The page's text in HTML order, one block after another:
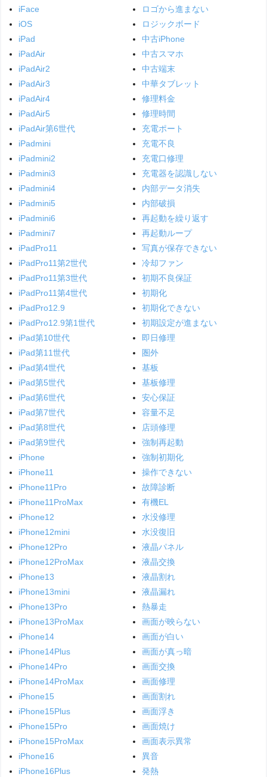
iFace
iOS
iPad
iPadAir
iPadAir2
iPadAir3
iPadAir4
iPadAir5
iPadAir第6世代
iPadmini
iPadmini2
iPadmini3
iPadmini4
iPadmini5
iPadmini6
iPadmini7
iPadPro11
iPadPro11第2世代
iPadPro11第3世代
iPadPro11第4世代
iPadPro12.9
iPadPro12.9第1世代
iPad第10世代
iPad第11世代
iPad第4世代
iPad第5世代
iPad第6世代
iPad第7世代
iPad第8世代
iPad第9世代
iPhone
iPhone11
iPhone11Pro
iPhone11ProMax
iPhone12
iPhone12mini
iPhone12Pro
iPhone12ProMax
iPhone13
iPhone13mini
iPhone13Pro
iPhone13ProMax
iPhone14
iPhone14Plus
iPhone14Pro
iPhone14ProMax
iPhone15
iPhone15Plus
iPhone15Pro
iPhone15ProMax
iPhone16
iPhone16Plus
ロゴから進まない
ロジックボード
中古iPhone
中古スマホ
中古端末
中華タブレット
修理料金
修理時間
充電ポート
充電不良
充電口修理
充電器を認識しない
内部データ消失
内部破損
再起動を繰り返す
再起動ループ
写真が保存できない
冷却ファン
初期不良保証
初期化
初期化できない
初期設定が進まない
即日修理
圏外
基板
基板修理
安心保証
容量不足
店頭修理
強制再起動
強制初期化
操作できない
故障診断
有機EL
水没修理
水没復旧
液晶パネル
液晶交換
液晶割れ
液晶漏れ
熱暴走
画面が映らない
画面が白い
画面が真っ暗
画面交換
画面修理
画面割れ
画面浮き
画面焼け
画面表示異常
異音
発熱